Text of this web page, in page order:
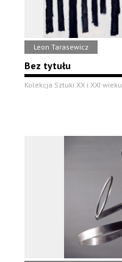
Leon Tarasewicz
Bez tytułu
Kolekcja Sztuki XX i XXI wieku